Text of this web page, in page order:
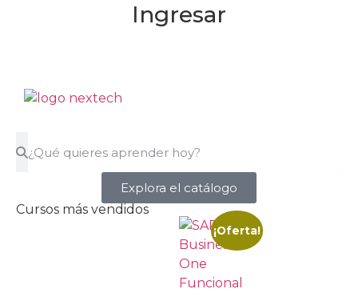
Ingresar
Explora el catálogo
Cursos más vendidos
¡Oferta!